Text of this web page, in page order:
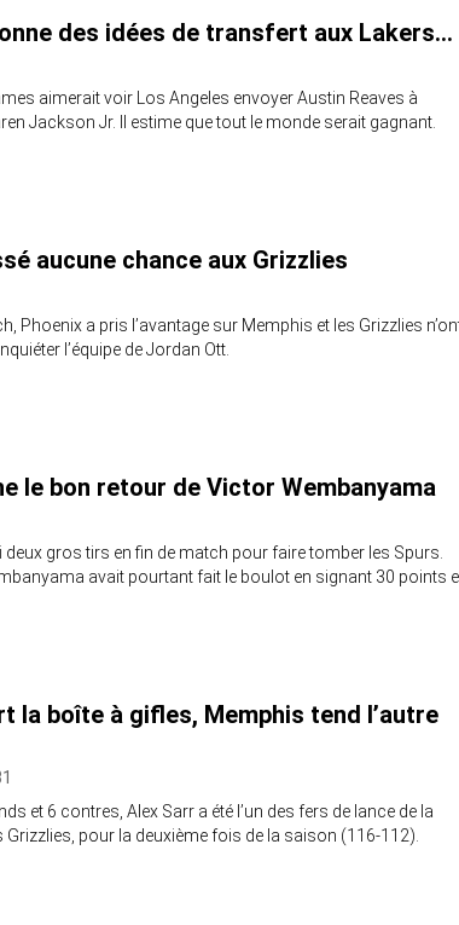
des idées de transfert aux Lakers…
aimerait voir Los Angeles envoyer Austin Reaves à
Jackson Jr. Il estime que tout le monde serait gagnant.
aucune chance aux Grizzlies
Phoenix a pris l’avantage sur Memphis et les Grizzlies
l’équipe de Jordan Ott.
le bon retour de Victor Wembanyama
deux gros tirs en fin de match pour faire tomber les Spurs.
avait pourtant fait le boulot en signant 30 points
la boîte à gifles, Memphis tend l’autre
et 6 contres, Alex Sarr a été l’un des fers de lance de la
pour la deuxième fois de la saison (116-112).